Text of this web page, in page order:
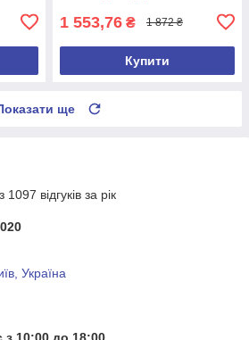
1 553,76 ₴ 1 872 ₴
Купити
ще
відгуків за рік
Україна